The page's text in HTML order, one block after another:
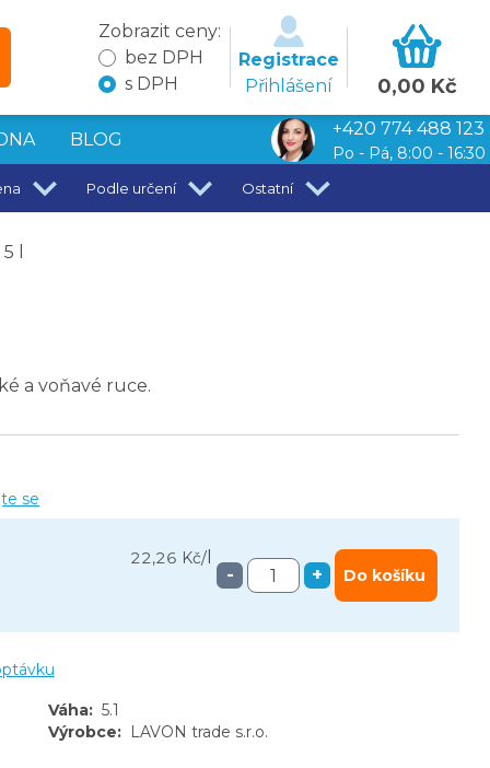
Zobrazit ceny:
bez DPH
s DPH
Registrace
Přihlášení
0,00 Kč
BLOG
+420 774 488 123
Po - Pá, 8:00 - 16:30
Podle určení Ostatní
l
a voňavé ruce.
22,26 Kč/
-
+ Do košíku
se
Váha: 5.1
Výrobce: LAVON trade s.r.o.